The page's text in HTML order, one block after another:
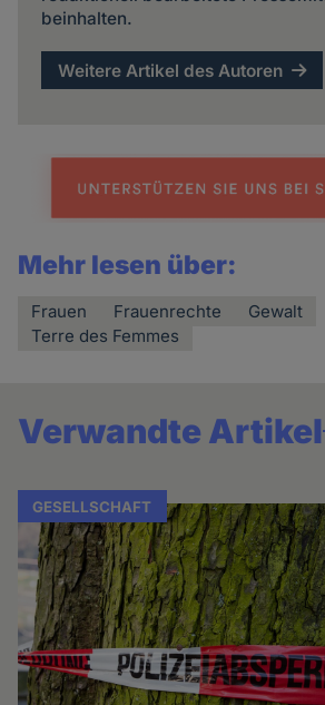
beinhalten.
Weitere Artikel des Autoren
Mehr lesen über:
Frauen Frauenrechte
Gewalt
Terre des Femmes
Verwandte Artikel
GESELLSCHAFT